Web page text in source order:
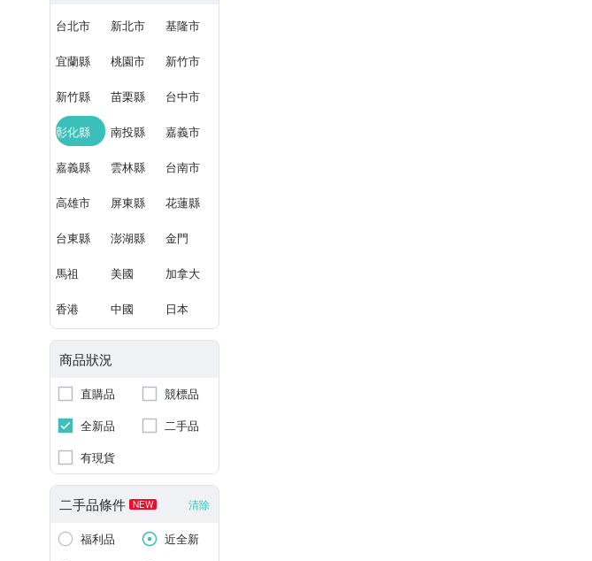
台北市 新北市 基隆市
宜蘭縣 桃園市 新竹市
新竹縣 苗栗縣 台中市
彰化縣 南投縣 嘉義市
嘉義縣 雲林縣 台南市
高雄市 屏東縣 花蓮縣
台東縣 澎湖縣 金門
馬祖 美國 加拿大
香港 中國 日本
商品狀況
直購品
競標品
全新品
二手品
有現貨
二手品條件 NEW 清除
福利品
近全新